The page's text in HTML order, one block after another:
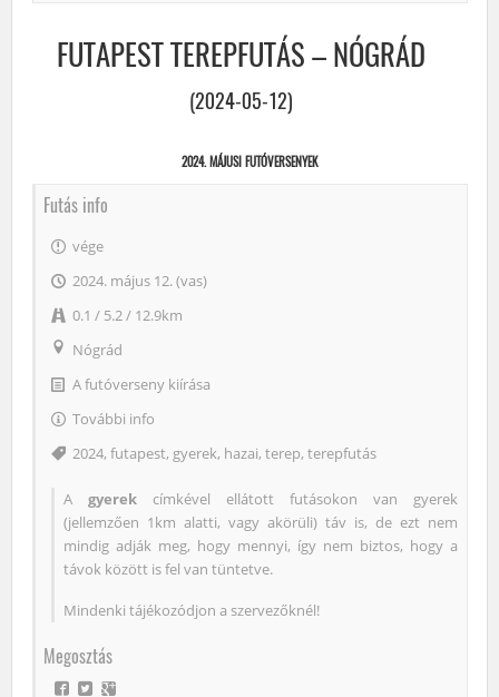
FUTAPEST TEREPFUTÁS – NÓGRÁD
(2024-05-12)
2024. MÁJUSI FUTÓVERSENYEK
Futás info
vége
2024. május 12. (vas)
0.1 / 5.2 / 12.9km
Nógrád
A futóverseny kiírása
További info
Címke
2024, futapest, gyerek, hazai, terep, terepfutás
A gyerek címkével ellátott futásokon van gyerek
(jellemzően 1km alatti, vagy akörüli) táv is, de ezt nem
mindig adják meg, hogy mennyi, így nem biztos, hogy a
távok között is fel van tüntetve.
Mindenki tájékozódjon a szervezőknél!
Megosztás